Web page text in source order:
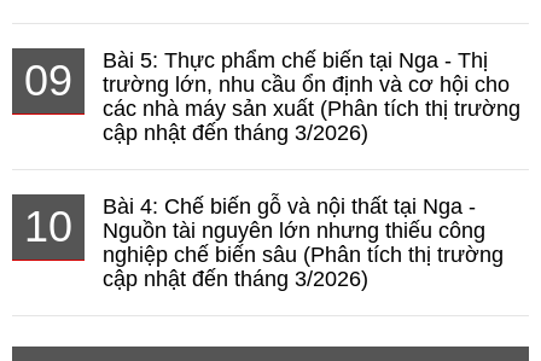
09
Bài 5: Thực phẩm chế biến tại Nga - Thị
trường lớn, nhu cầu ổn định và cơ hội cho
các nhà máy sản xuất (Phân tích thị trường
cập nhật đến tháng 3/2026)
10
Bài 4: Chế biến gỗ và nội thất tại Nga -
Nguồn tài nguyên lớn nhưng thiếu công
nghiệp chế biến sâu (Phân tích thị trường
cập nhật đến tháng 3/2026)